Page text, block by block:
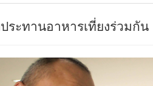
ระทานอาหารเที่ยงร่วมกัน